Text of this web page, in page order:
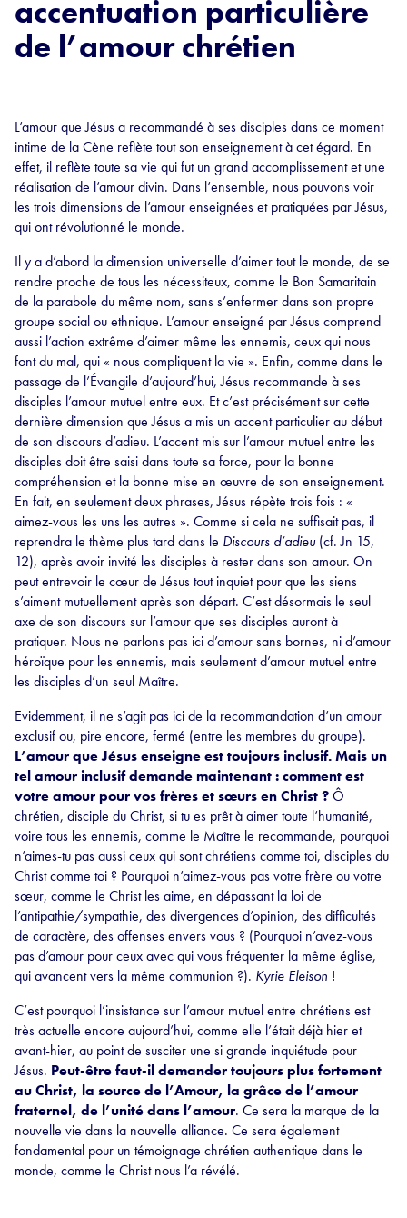
accentuation particulière
de l’amour chrétien
L’amour que Jésus a recommandé à ses disciples dans ce moment
intime de la Cène reflète tout son enseignement à cet égard. En
effet, il reflète toute sa vie qui fut un grand accomplissement et une
réalisation de l’amour divin. Dans l’ensemble, nous pouvons voir
les trois dimensions de l’amour enseignées et pratiquées par Jésus,
qui ont révolutionné le monde.
Il y a d’abord la dimension universelle d’aimer tout le monde, de se
rendre proche de tous les nécessiteux, comme le Bon Samaritain
de la parabole du même nom, sans s’enfermer dans son propre
groupe social ou ethnique. L’amour enseigné par Jésus comprend
aussi l’action extrême d’aimer même les ennemis, ceux qui nous
font du mal, qui « nous compliquent la vie ». Enfin, comme dans le
passage de l’Évangile d’aujourd’hui, Jésus recommande à ses
disciples l’amour mutuel entre eux. Et c’est précisément sur cette
dernière dimension que Jésus a mis un accent particulier au début
de son discours d’adieu. L’accent mis sur l’amour mutuel entre les
disciples doit être saisi dans toute sa force, pour la bonne
compréhension et la bonne mise en œuvre de son enseignement.
En fait, en seulement deux phrases, Jésus répète trois fois : «
aimez-vous les uns les autres ». Comme si cela ne suffisait pas, il
reprendra le thème plus tard dans le Discours d’adieu(cf. Jn 15,
12), après avoir invité les disciples à rester dans son amour. On
peut entrevoir le cœur de Jésus tout inquiet pour que les siens
s’aiment mutuellement après son départ. C’est désormais le seul
axe de son discours sur l’amour que ses disciples auront à
pratiquer. Nous ne parlons pas ici d’amour sans bornes, ni d’amour
héroïque pour les ennemis, mais seulement d’amour mutuel entre
les disciples d’un seul Maître.
Evidemment, il ne s’agit pas ici de la recommandation d’un amour
exclusif ou, pire encore, fermé (entre les membres du groupe).
L’amour que Jésus enseigne est toujours inclusif. Mais un
tel amour inclusif demande maintenant : comment est
votre amour pour vos frères et sœurs en Christ ?Ô
chrétien, disciple du Christ, si tu es prêt à aimer toute l’humanité,
voire tous les ennemis, comme le Maître le recommande, pourquoi
n’aimes-tu pas aussi ceux qui sont chrétiens comme toi, disciples du
Christ comme toi ? Pourquoi n’aimez-vous pas votre frère ou votre
sœur, comme le Christ les aime, en dépassant la loi de
l’antipathie/sympathie, des divergences d’opinion, des difficultés
de caractère, des offenses envers vous ? (Pourquoi n’avez-vous
pas d’amour pour ceux avec qui vous fréquenter la même église,
qui avancent vers la même communion ?). Kyrie Eleison !
C’est pourquoi l’insistance sur l’amour mutuel entre chrétiens est
très actuelle encore aujourd’hui, comme elle l’était déjà hier et
avant-hier, au point de susciter une si grande inquiétude pour
Jésus. Peut-être faut-il demander toujours plus fortement
au Christ, la source de l’Amour, la grâce de l’amour
fraternel, de l’unité dans l’amour. Ce sera la marque de la
nouvelle vie dans la nouvelle alliance. Ce sera également
fondamental pour un témoignage chrétien authentique dans le
monde, comme le Christ nous l’a révélé.